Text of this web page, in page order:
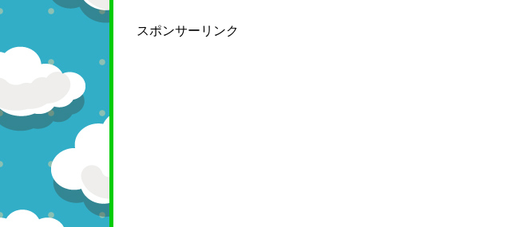
スポンサーリンク